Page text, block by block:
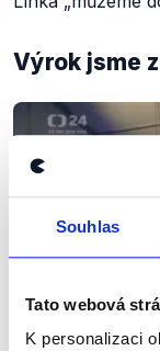
Souhlas
Tato webová
K personalizaci
Výrok jsme